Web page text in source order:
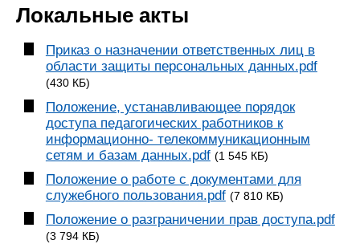
Локальные акты
Приказ о назначении ответственных лиц в
области защиты персональных данных.pdf
(430 КБ)
Положение, устанавливающее порядок
доступа педагогических работников к
информационно- телекоммуникационным
сетям и базам данных.pdf (1 545 КБ)
Положение о работе с документами для
служебного пользования.pdf (7 810 КБ)
Положение о разграничении прав доступа.pdf
(3 794 КБ)